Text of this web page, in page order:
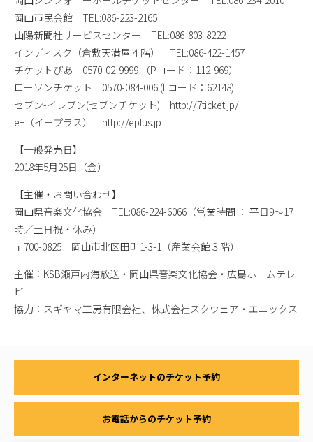
岡山市民会館 TEL:086-223-2165
山陽新聞社サービスセンター TEL:086-803-8222
インディスク（倉敷天満屋４階） TEL:086-422-1457
チケットぴあ 0570-02-9999 （Pコード：112-969）
ローソンチケット 0570-084-006 (Lコード：62148)
セブン-イレブン(セブンチケット) http://7ticket.jp/
e+（イープラス） http://eplus.jp
【一般発売日】
2018年5月25日（金）
【主催・お問い合わせ】
岡山県音楽文化協会 TEL:086-224-6066（営業時間 ： 平日9～17
時／土日祝・休み）
〒700-0825 岡山市北区田町1-3-1（産業会館３階）
主催：KSB瀬戸内海放送・岡山県音楽文化協会・広島ホームテレ
ビ
協力：スギヤマ工房有限会社、株式会社スクウェア・エニックス
インターネットのチケット予約
お電話からのチケット予約